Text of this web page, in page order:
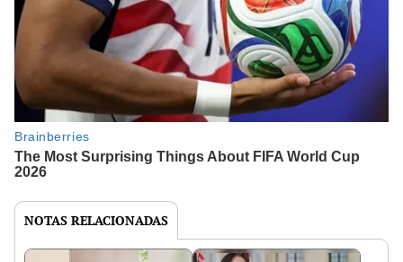
NOTAS RELACIONADAS